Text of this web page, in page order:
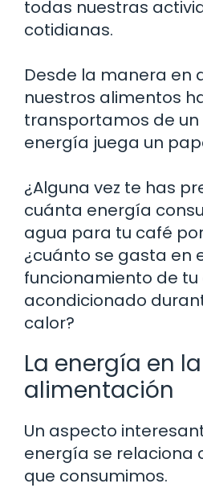
todas nuestras
cotidianas.
Desde la manera en
nuestros alimentos
transportamos de un
energía juega un
¿Alguna vez te has
cuánta energía
agua para tu café
¿cuánto se gasta en
funcionamiento de tu
acondicionado
calor?
La energía en la
alimentación
Un aspecto
energía se relaciona
que consumimos.